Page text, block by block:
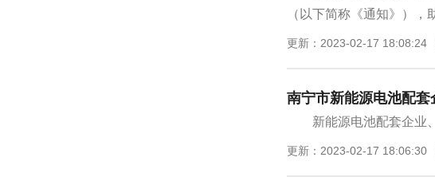
（以下简称《通知》）
更新：2023-02-17 18:08:24
南宁市新能源电池配
新能源电池配套企业
更新：2023-02-17 18:06:30